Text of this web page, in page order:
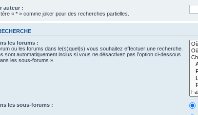
auteur :
« * » comme joker pour des recherches partielles.
les forums :
ou les forums dans le(s)quel(s) vous souhaitez effectuer une recherche.
sont automatiquement inclus si vous ne désactivez pas l’option ci-dessous
les sous-forums ».
les sous-forums :